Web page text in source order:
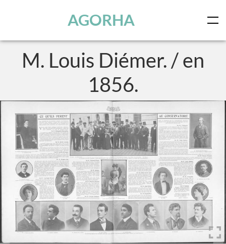
AGORHA
M. Louis Diémer. / en
1856.